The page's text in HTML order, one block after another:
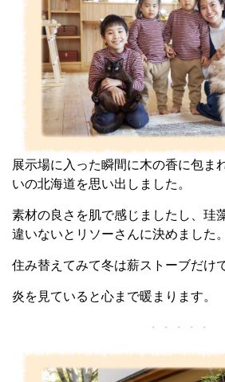
展示場に入った瞬間に木の香に包ま
いの北海道を思い出しました。
素材の良さを肌で感じましたし、珪
違いないとリソーさんに決めました。
住み替えてみて冬は薪ストーブだけ
炎を見ていると心まで暖まります。
・・・・・